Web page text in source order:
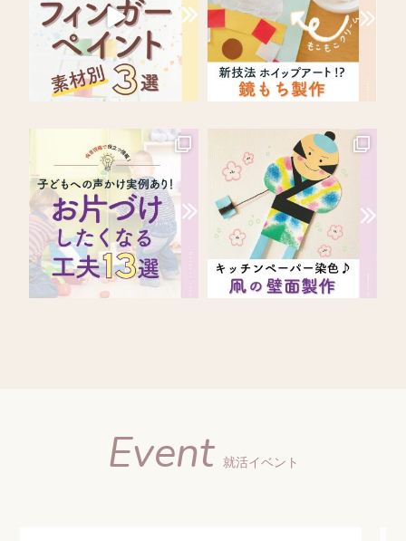
Event 就活イベント